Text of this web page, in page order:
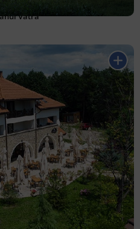
Vatra